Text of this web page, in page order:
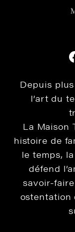
Depuis
l’art du
La Maison
histoire de
le temps,
défend
savoir-
ostentation